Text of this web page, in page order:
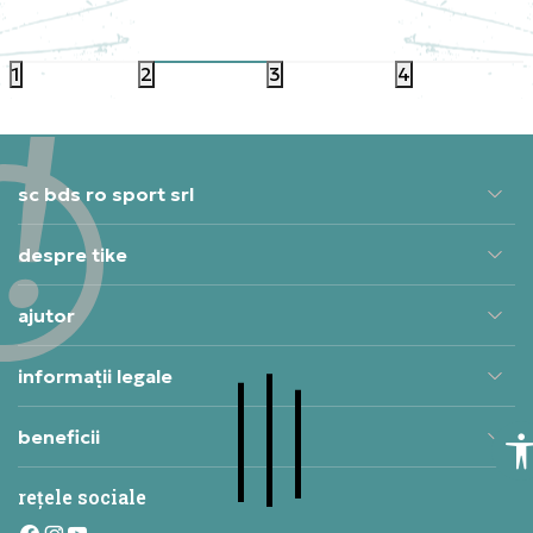
PRET SPECIAL
RON 199,99
1 2 3 4
sc bds ro sport srl
despre tike
ajutor
informații legale
beneficii
rețele sociale